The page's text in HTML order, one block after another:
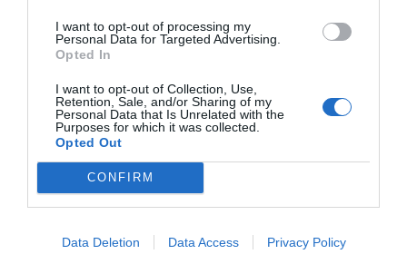
I want to opt-out of processing my
Personal Data for Targeted Advertising.
Opted In
I want to opt-out of Collection, Use,
Retention, Sale, and/or Sharing of my
Personal Data that Is Unrelated with the
Purposes for which it was collected.
Opted Out
CONFIRM
Data Deletion Data Access Privacy Policy
Μέγαρο Μουσικής Αθηνών
Γιώργος Πατούλης. Παραμένω πιστός στις αρχές και τις αξίες